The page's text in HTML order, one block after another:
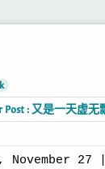
Post : 又是一天虚无
November